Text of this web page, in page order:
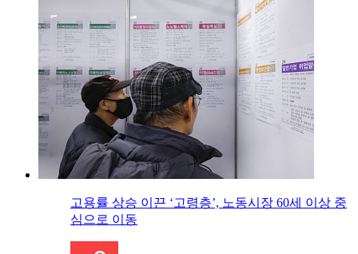
고용률 상승 이끈 ‘고령층’, 노동시장 60세 이상 중
심으로 이동